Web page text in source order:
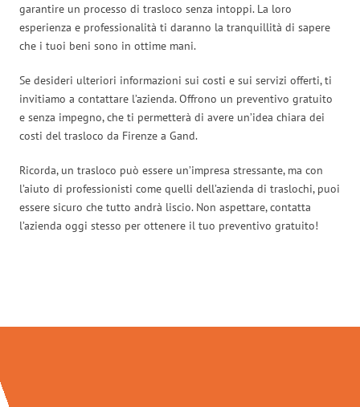
garantire un processo di trasloco senza intoppi. La loro
esperienza e professionalità ti daranno la tranquillità di sapere
che i tuoi beni sono in ottime mani.
Se desideri ulteriori informazioni sui costi e sui servizi offerti, ti
invitiamo a contattare l’azienda. Offrono un preventivo gratuito
e senza impegno, che ti permetterà di avere un’idea chiara dei
costi del trasloco da Firenze a Gand.
Ricorda, un trasloco può essere un’impresa stressante, ma con
l’aiuto di professionisti come quelli dell’azienda di traslochi, puoi
essere sicuro che tutto andrà liscio. Non aspettare, contatta
l’azienda oggi stesso per ottenere il tuo preventivo gratuito!